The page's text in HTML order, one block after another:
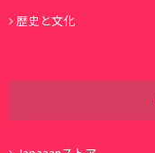
歴史と文化